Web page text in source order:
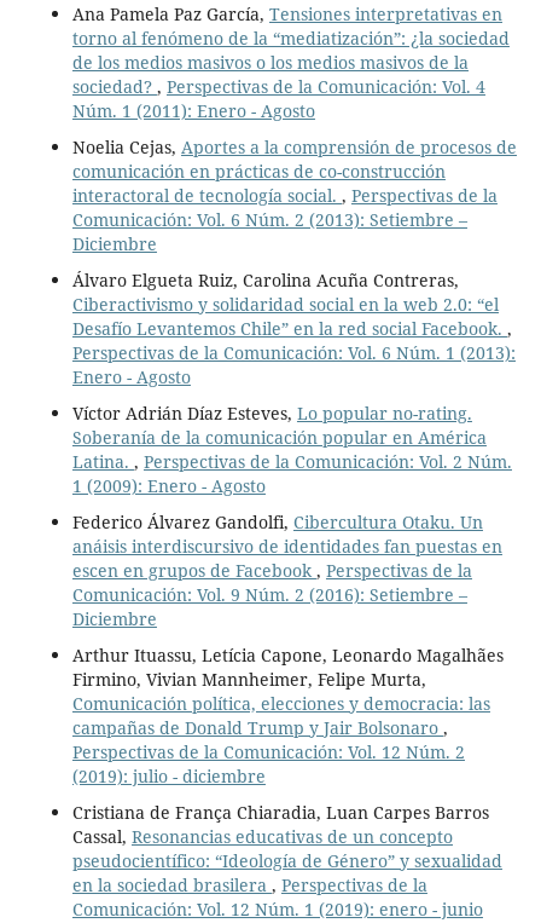
Ana Pamela Paz García, Tensiones interpretativas en
torno al fenómeno de la “mediatización”: ¿la sociedad
de los medios masivos o los medios masivos de la
sociedad? , Perspectivas de la Comunicación: Vol. 4
Núm. 1 (2011): Enero - Agosto
Noelia Cejas, Aportes a la comprensión de procesos de
comunicación en prácticas de co-construcción
interactoral de tecnología social. , Perspectivas de la
Comunicación: Vol. 6 Núm. 2 (2013): Setiembre –
Diciembre
Álvaro Elgueta Ruiz, Carolina Acuña Contreras,
Ciberactivismo y solidaridad social en la web 2.0: “el
Desafío Levantemos Chile” en la red social Facebook. ,
Perspectivas de la Comunicación: Vol. 6 Núm. 1 (2013):
Enero - Agosto
Víctor Adrián Díaz Esteves, Lo popular no-rating.
Soberanía de la comunicación popular en América
Latina. , Perspectivas de la Comunicación: Vol. 2 Núm.
1 (2009): Enero - Agosto
Federico Álvarez Gandolfi, Cibercultura Otaku. Un
anáisis interdiscursivo de identidades fan puestas en
escen en grupos de Facebook , Perspectivas de la
Comunicación: Vol. 9 Núm. 2 (2016): Setiembre –
Diciembre
Arthur Ituassu, Letícia Capone, Leonardo Magalhães
Firmino, Vivian Mannheimer, Felipe Murta,
Comunicación política, elecciones y democracia: las
campañas de Donald Trump y Jair Bolsonaro ,
Perspectivas de la Comunicación: Vol. 12 Núm. 2
(2019): julio - diciembre
Cristiana de França Chiaradia, Luan Carpes Barros
Cassal, Resonancias educativas de un concepto
pseudocientífico: “Ideología de Género” y sexualidad
en la sociedad brasilera , Perspectivas de la
Comunicación: Vol. 12 Núm. 1 (2019): enero - junio